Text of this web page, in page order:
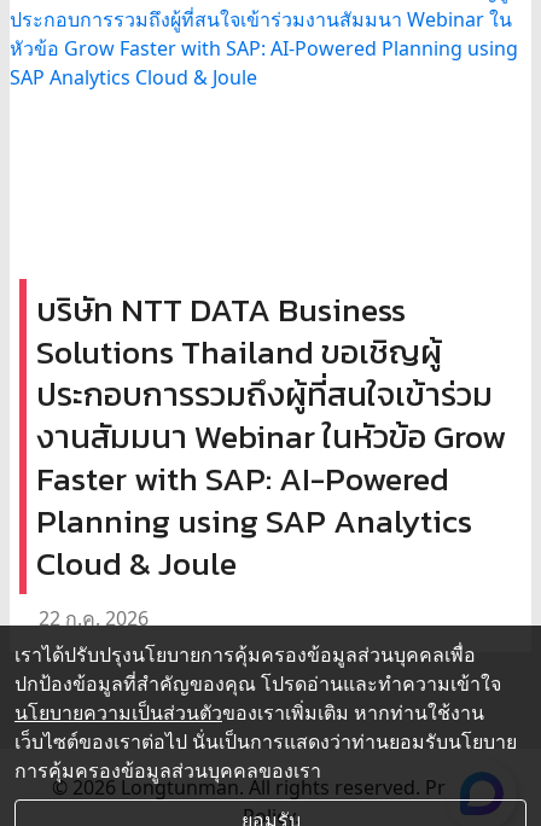
บริษัท NTT DATA Business
Solutions Thailand ขอเชิญผู้
ประกอบการรวมถึงผู้ที่สนใจเข้าร่วม
งานสัมมนา Webinar ในหัวข้อ Grow
Faster with SAP: AI-Powered
Planning using SAP Analytics
Cloud & Joule
22 ก.ค. 2026
© 2026 Longtunman. All rights reserved. Privacy
Policy.
เราได้ปรับปรุงนโยบายการคุ้มครองข้อมูลส่วนบุคคลเพื่อ
ปกป้องข้อมูลที่สำคัญของคุณ โปรดอ่านและทำความเข้าใจ
นโยบายความเป็นส่วนตัวของเราเพิ่มเติม หากท่านใช้งาน
เว็บไซต์ของเราต่อไป นั่นเป็นการแสดงว่าท่านยอมรับนโยบาย
การคุ้มครองข้อมูลส่วนบุคคลของเรา
ยอมรับ